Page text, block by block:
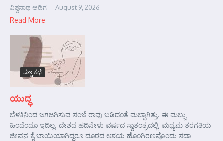
ವಿಶ್ವನಾಥ ಅಡಿಗ August 9, 2026
Read More
ಸಣ್ಣ ಕಥೆ
ಯುದ್ಧ
ಬೆಳಕಿನಿಂದ ಜಗಜಗಿಸುವ ಸಂಜೆ ರಾವು ಬಡಿದಂತೆ ಮಬ್ಬಾಗಿತ್ತು. ಈ ಮಬ್ಬು
ಹಿಂದೆಂದೂ ಇದಿಲ್ಲ. ದೇಶದ ಹದಿನೇಳು ವರ್ಷದ ಸ್ವಾತಂತ್ರದಲ್ಲಿ, ಮಧ್ಯಮ ತರಗತಿಯ
ಜೀವನ ಕೈ ಬಾಯಿಯಾಗಿದ್ದರೂ ದೂರದ ಆಶಯ ಹೊಂಗಿರಣವೊಂದು ಸದಾ